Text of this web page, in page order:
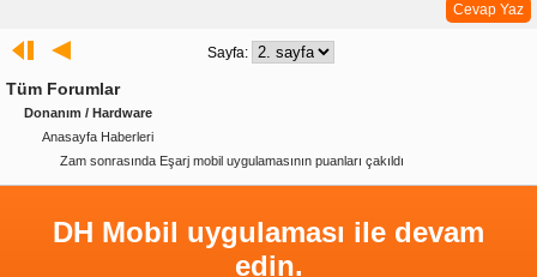
Cevap Yaz
Sayfa:
Tüm Forumlar
Donanım / Hardware
Anasayfa Haberleri
Zam sonrasında Eşarj mobil uygulamasının puanları çakıldı
DH Mobil uygulaması ile devam
edin.